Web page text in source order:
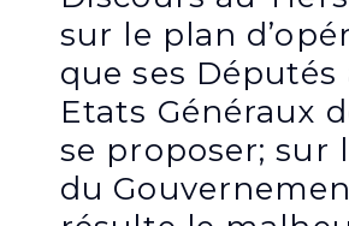
sur le plan
que ses Députés
Etats Généraux
se proposer; sur
du